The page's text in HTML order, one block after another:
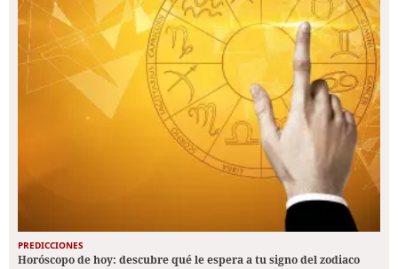
PREDICCIONES
Horóscopo de hoy: descubre qué le espera a tu signo del zodiaco